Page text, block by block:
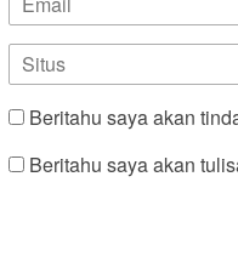
Beritahu saya akan
Beritahu saya akan